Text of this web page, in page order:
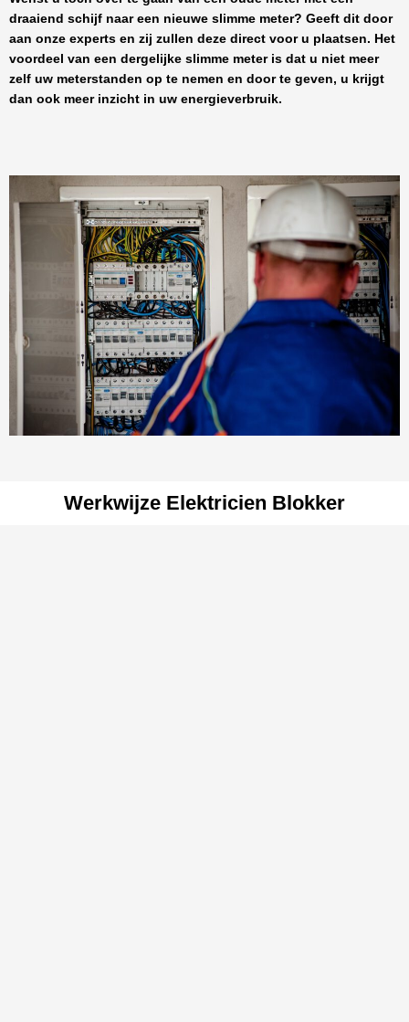
draaiend schijf naar een nieuwe slimme meter? Geeft dit door
aan onze experts en zij zullen deze direct voor u plaatsen. Het
voordeel van een dergelijke slimme meter is dat u niet meer
zelf uw meterstanden op te nemen en door te geven, u krijgt
dan ook meer inzicht in uw energieverbruik.
Werkwijze Elektricien Blokker